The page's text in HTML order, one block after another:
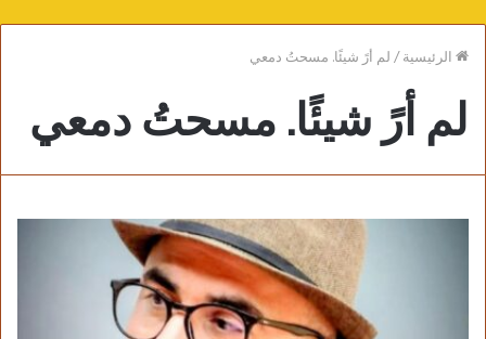
الرئيسية/لم أرً شيئًا. مسحتُ دمعي
لم أرً شيئًا. مسحتُ دمعي